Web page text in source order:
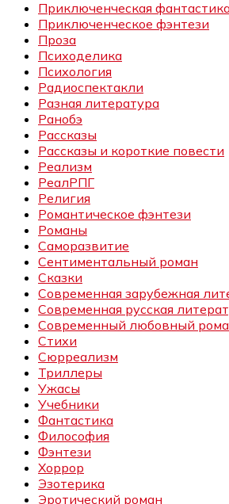
Приключенческая
Приключенческое фэнтези
Проза
Психоделика
Психология
Радиоспектакли
Разная литература
Ранобэ
Рассказы
Рассказы и короткие повести
Реализм
РеалРПГ
Религия
Романтическое фэнтези
Романы
Саморазвитие
Сентиментальный роман
Сказки
Современная зарубежная
Современная русская
Современный любовный
Стихи
Сюрреализм
Триллеры
Ужасы
Учебники
Фантастика
Философия
Фэнтези
Хоррор
Эзотерика
Эротический роман